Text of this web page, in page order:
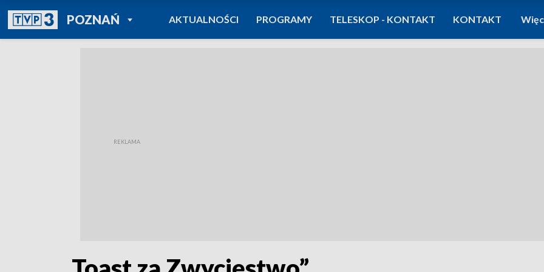
POZNAŃPOWRÓT DO
TVP REGIONY
AKTUALNOŚCI PROGRAMY TELESKOP - KONTAKT KONTAKT